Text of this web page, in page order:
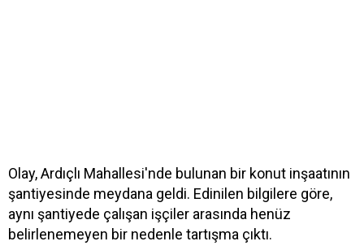
Olay, Ardıçlı Mahallesi'nde bulunan bir konut inşaatının
şantiyesinde meydana geldi. Edinilen bilgilere göre,
aynı şantiyede çalışan işçiler arasında henüz
belirlenemeyen bir nedenle tartışma çıktı.